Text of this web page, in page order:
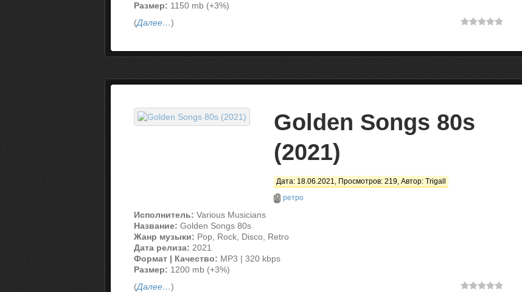
Размер: 1150 mb (+3%)
(Далее…)
Golden Songs 80s
(2021)
Дата: 18.06.2021, Просмотров: 219, Автор: Trigall
ретро
Исполнитель: Various Musicians
Название: Golden Songs 80s
Жанр музыки: Pop, Rock, Disco, Retro
Дата релиза: 2021
Формат | Качество: MP3 | 320 kbps
Размер: 1200 mb (+3%)
(Далее…)